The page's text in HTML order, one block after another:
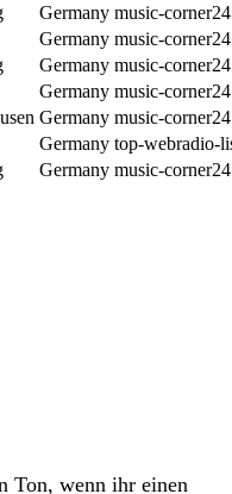
Germany music-
Germany music-
Germany music-
Germany music-
Germany music-
Germany top-webradio-
Germany music-
Ton, wenn ihr einen